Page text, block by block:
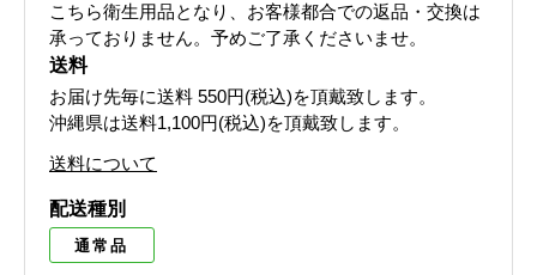
こちら衛生用品となり、お客様都合での返品・交換は
承っておりません。予めご了承くださいませ。
送料
お届け先毎に送料 550円(税込)を頂戴致します。
沖縄県は送料1,100円(税込)を頂戴致します。
送料について
配送種別
通常品